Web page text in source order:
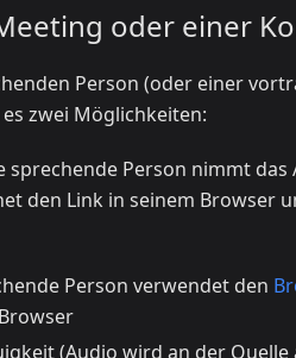
oder einer
Person (oder einer
zwei Möglichkeiten:
sprechende Person nimmt
den Link in seinem Browser
Person verwendet den
(Audio wird an der